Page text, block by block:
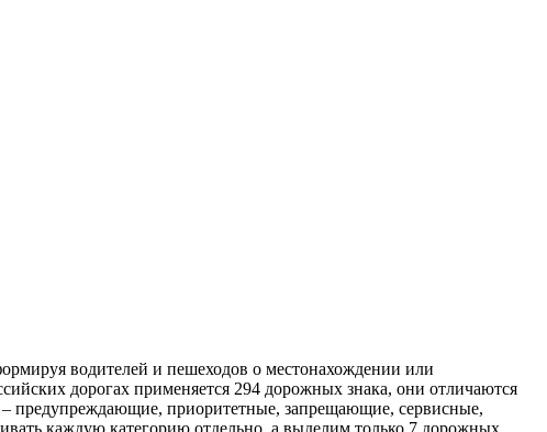
водителей и пешеходов о местонахождении или
дорогах применяется 294 дорожных знака, они отличаются
предупреждающие, приоритетные, запрещающие, сервисные,